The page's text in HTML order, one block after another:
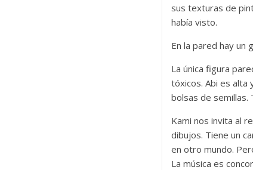
sus texturas de
había visto.
En la pared hay un
La única figura
tóxicos. Abi es alta
bolsas de semillas.
Kami nos invita al
dibujos. Tiene un
en otro mundo.
La música es